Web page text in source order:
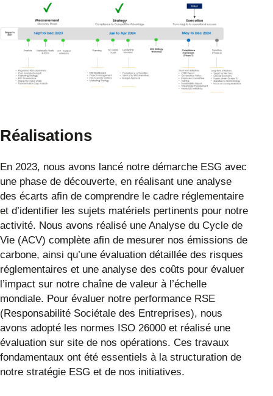
Réalisations
En 2023, nous avons lancé notre démarche ESG avec
une phase de découverte, en réalisant une analyse
des écarts afin de comprendre le cadre réglementaire
et d’identifier les sujets matériels pertinents pour notre
activité. Nous avons réalisé une Analyse du Cycle de
Vie (ACV) complète afin de mesurer nos émissions de
carbone, ainsi qu’une évaluation détaillée des risques
réglementaires et une analyse des coûts pour évaluer
l’impact sur notre chaîne de valeur à l’échelle
mondiale. Pour évaluer notre performance RSE
(Responsabilité Sociétale des Entreprises), nous
avons adopté les normes ISO 26000 et réalisé une
évaluation sur site de nos opérations. Ces travaux
fondamentaux ont été essentiels à la structuration de
notre stratégie ESG et de nos initiatives.